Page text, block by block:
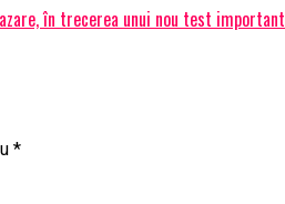
în trecerea unui nou test important
*